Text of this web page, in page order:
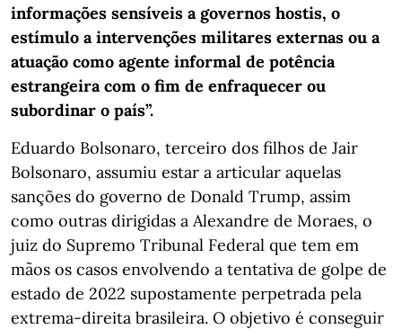
informações sensíveis a governos hostis, o
estímulo a intervenções militares externas ou a
atuação como agente informal de potência
estrangeira com o fim de enfraquecer ou
subordinar o país”.
Eduardo Bolsonaro, terceiro dos filhos de Jair
Bolsonaro, assumiu estar a articular aquelas
sanções do governo de Donald Trump, assim
como outras dirigidas a Alexandre de Moraes, o
juiz do Supremo Tribunal Federal que tem em
mãos os casos envolvendo a tentativa de golpe de
estado de 2022 supostamente perpetrada pela
extrema-direita brasileira. O objetivo é conseguir